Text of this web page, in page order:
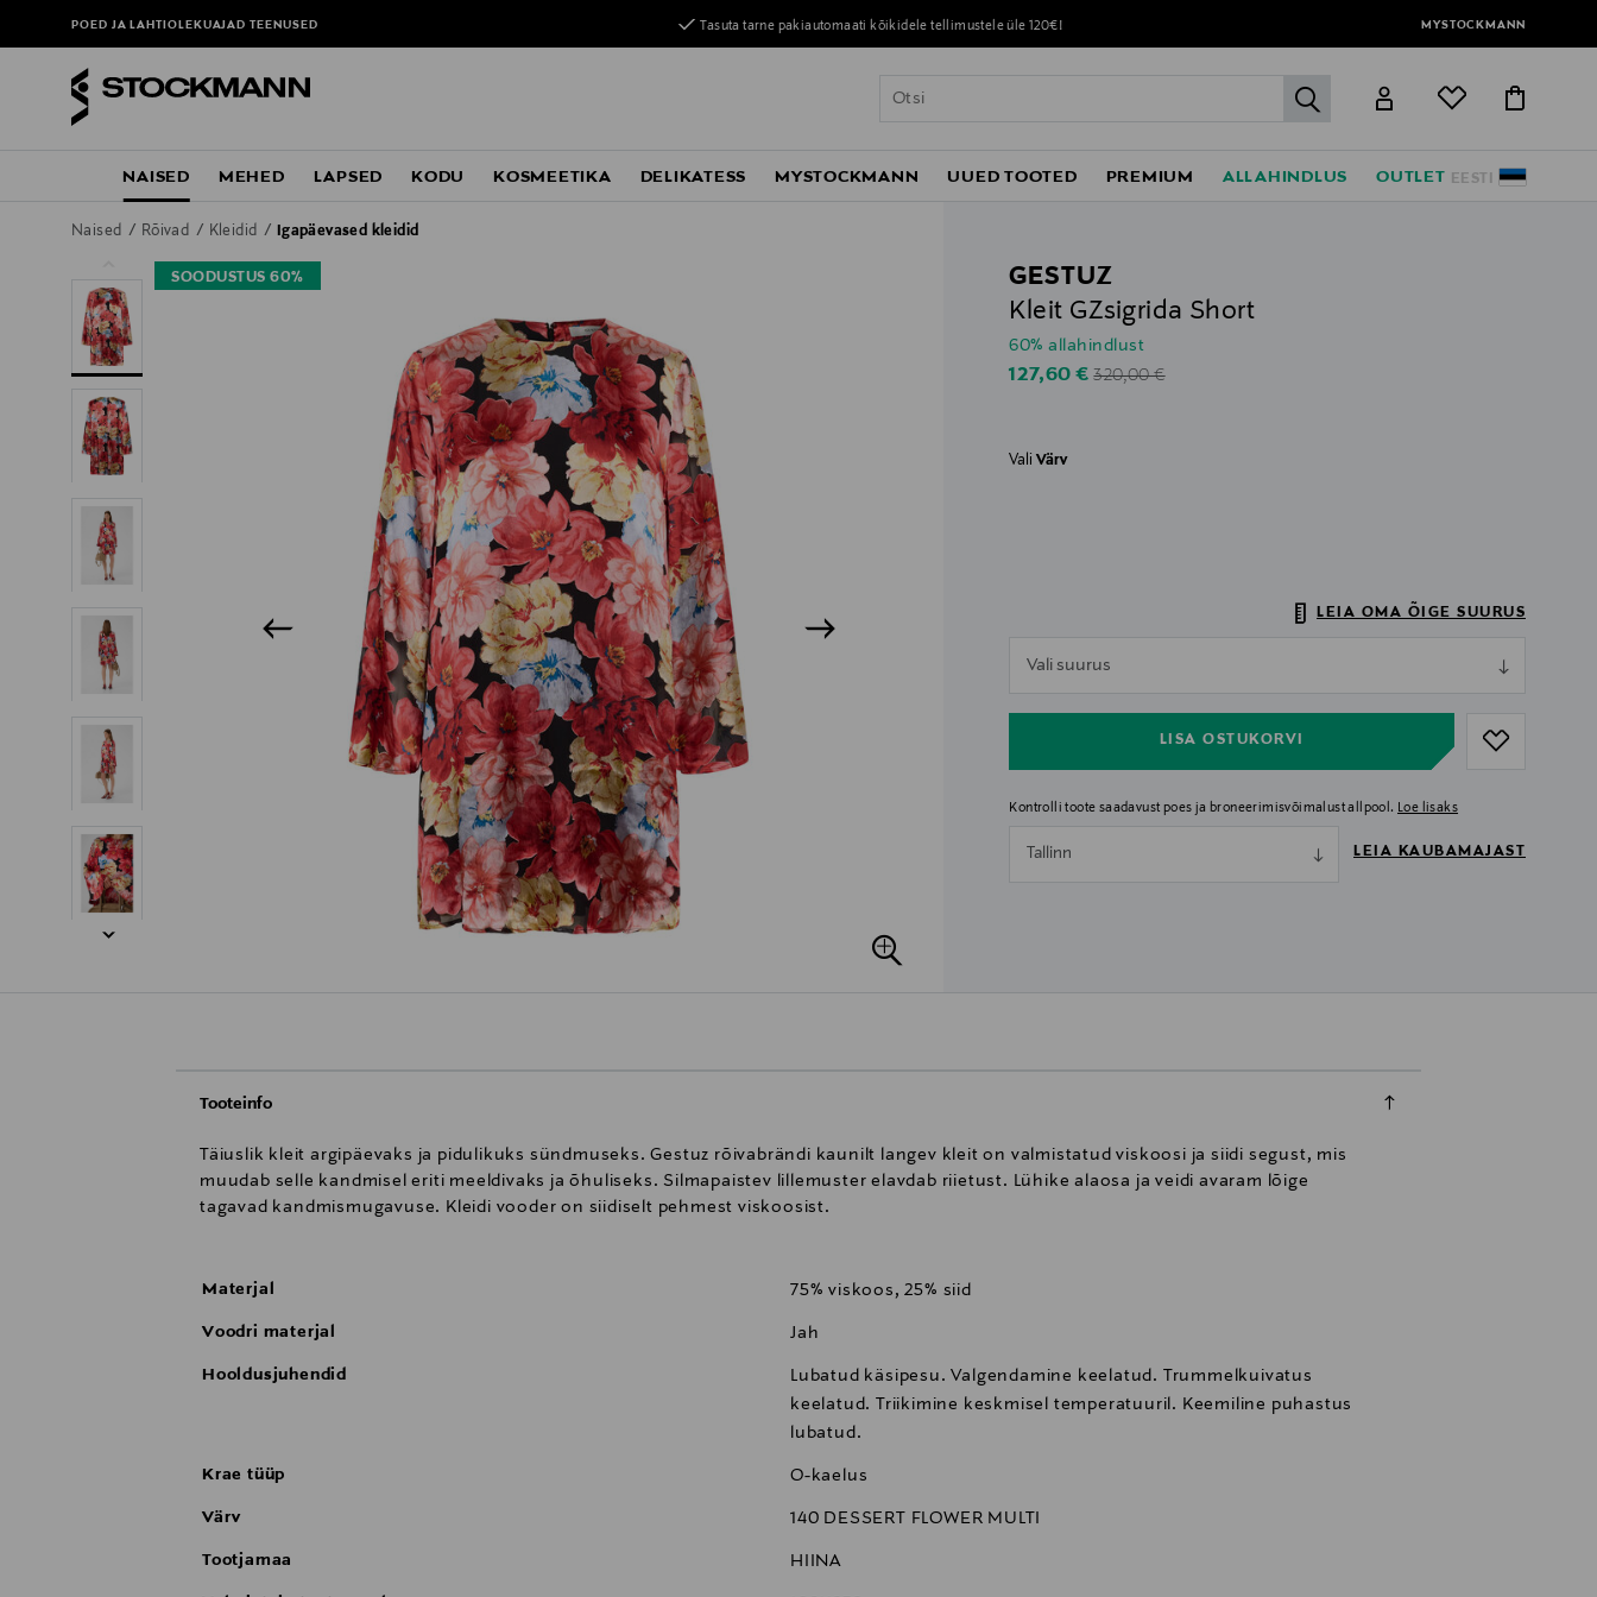
POED JA LAHTIOLEKUAJADTEENUSED Tasuta tarne pakiautomaati kõikidele tellimustele üle 120€! MYSTOCKMANN
label.header.go
EESTI
NAISED MEHED LAPSED KODU KOSMEETIKA DELIKATESS MYSTOCKMANN UUED TOOTED PREMIUM ALLAHINDLUS OUTLET
Naised Rõivad Kleidid Igapäevased kleidid
SOODUSTUS 60%
GESTUZ
Kleit GZsigrida Short
60% allahindlust
Discounted Price
127,60 €Original Price
320,00 €
ValiVärv
LEIA OMA ÕIGE SUURUS
Vali suurus
LISA OSTUKORVI
Kontrolli toote saadavust poes ja broneerimisvõimalust allpool. Loe lisaks
Tallinn LEIA KAUBAMAJAST
Tooteinfo
Täiuslik kleit argipäevaks ja pidulikuks sündmuseks. Gestuz rõivabrändi kaunilt langev kleit on valmistatud viskoosi ja siidi segust, mis
muudab selle kandmisel eriti meeldivaks ja õhuliseks. Silmapaistev lillemuster elavdab riietust. Lühike alaosa ja veidi avaram lõige
tagavad kandmismugavuse. Kleidi vooder on siidiselt pehmest viskoosist.
Materjal 75% viskoos, 25% siid
Voodri materjal Jah
Hooldusjuhendid
Lubatud käsipesu. Valgendamine keelatud. Trummelkuivatus
keelatud. Triikimine keskmisel temperatuuril. Keemiline puhastus
lubatud.
Krae tüüp O-kaelus
Värv 140 DESSERT FLOWER MULTI
Tootjamaa HIINA